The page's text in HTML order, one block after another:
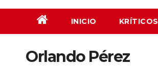
INICIO KRÍTICOS
Orlando Pérez